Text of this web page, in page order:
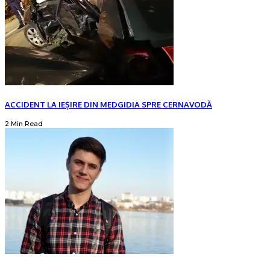
ACCIDENT LA IEȘIRE DIN MEDGIDIA SPRE CERNAVODĂ
2 Min Read